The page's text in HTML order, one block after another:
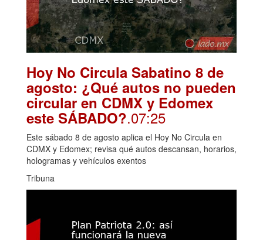
Hoy No Circula Sabatino 8 de
agosto: ¿Qué autos no pueden
circular en CDMX y Edomex
este SÁBADO?.07:25
Este sábado 8 de agosto aplica el Hoy No Circula en
CDMX y Edomex; revisa qué autos descansan, horarios,
hologramas y vehículos exentos
Tribuna